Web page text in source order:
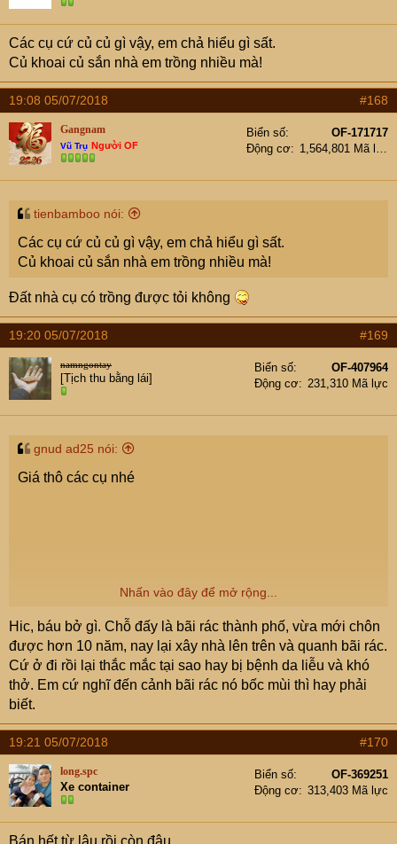
Các cụ cứ củ củ gì vậy, em chả hiểu gì sất.
Củ khoai củ sắn nhà em trồng nhiều mà!
19:08 05/07/2018 #168
Gangnam
Vũ Trụ Người OF
Biển số
OF-171717
Động cơ
1,564,801 Mã lực
tienbamboo nói:
Các cụ cứ củ củ gì vậy, em chả hiểu gì sất.
Củ khoai củ sắn nhà em trồng nhiều mà!
Đất nhà cụ có trồng được tỏi không
19:20 05/07/2018 #169
namngontay
[Tịch thu bằng lái]
Biển số
OF-407964
Động cơ
231,310 Mã lực
gnud ad25 nói:
Giá thô các cụ nhé
Nhấn vào đây để mở rộng...
Hic, báu bở gì. Chỗ đấy là bãi rác thành phố, vừa mới chôn
được hơn 10 năm, nay lại xây nhà lên trên và quanh bãi rác.
Cứ ở đi rồi lại thắc mắc tại sao hay bị bệnh da liễu và khó
thở. Em cứ nghĩ đến cảnh bãi rác nó bốc mùi thì hay phải
biết.
19:21 05/07/2018 #170
long.spc
Xe container
Biển số
OF-369251
Động cơ
313,403 Mã lực
Bán hết từ lâu rồi còn đâu